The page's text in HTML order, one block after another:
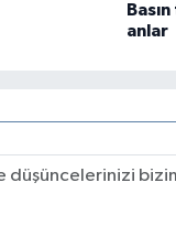
anlar